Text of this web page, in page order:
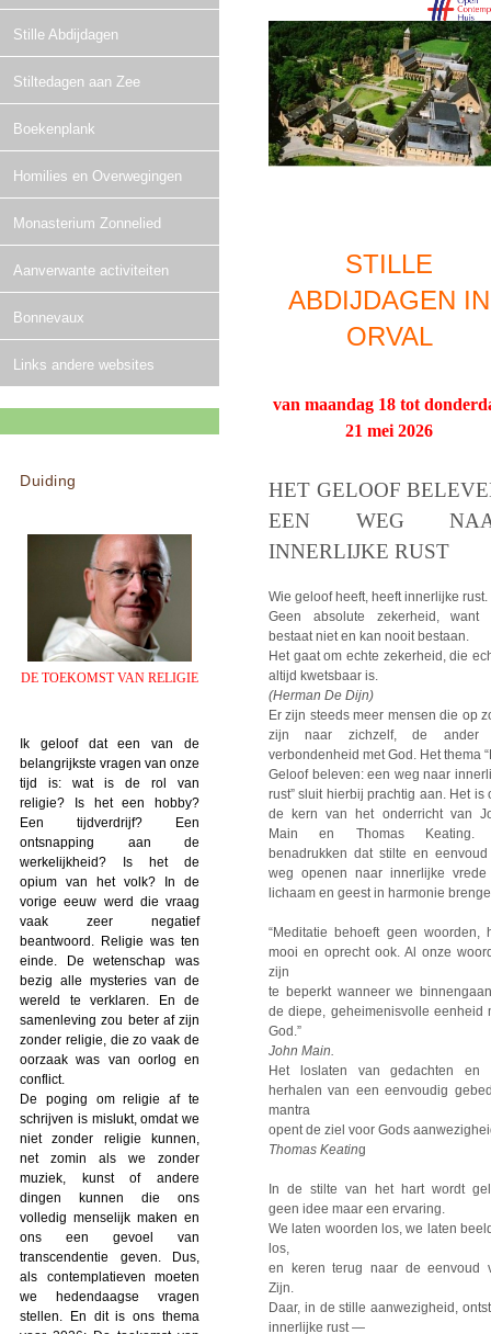
Stille Abdijdagen
Stiltedagen aan Zee
Boekenplank
Homilies en Overwegingen
Monasterium Zonnelied
Aanverwante activiteiten
Bonnevaux
Links andere websites
Duiding
DE TOEKOMST VAN RELIGIE
Ik geloof dat een van de
belangrijkste vragen van onze
tijd is: wat is de rol van
religie? Is het een hobby?
Een tijdverdrijf? Een
ontsnapping aan de
werkelijkheid? Is het de
opium van het volk? In de
vorige eeuw werd die vraag
vaak zeer negatief
beantwoord. Religie was ten
einde. De wetenschap was
bezig alle mysteries van de
wereld te verklaren. En de
samenleving zou beter af zijn
zonder religie, die zo vaak de
oorzaak was van oorlog en
conflict.
De poging om religie af te
schrijven is mislukt, omdat we
niet zonder religie kunnen,
net zomin als we zonder
muziek, kunst of andere
dingen kunnen die ons
volledig menselijk maken en
ons een gevoel van
transcendentie geven. Dus,
als contemplatieven moeten
we hedendaagse vragen
stellen. En dit is ons thema
STILLE
ABDIJDAGEN IN
ORVAL
van maandag 18 tot
21 mei 2026
HET GELOOF
EEN WEG
INNERLIJKE RUST
Wie geloof heeft, heeft innerlijke rust.
Geen absolute zekerheid, want
bestaat niet en kan nooit bestaan.
Het gaat om echte zekerheid, die
altijd kwetsbaar is.
(Herman De Dijn)
Er zijn steeds meer mensen die op
zijn naar zichzelf, de ander
verbondenheid met God. Het thema
Geloof beleven: een weg naar
rust” sluit hierbij prachtig aan. Het is
de kern van het onderricht van
Main en Thomas Keating.
benadrukken dat stilte en
weg openen naar innerlijke
lichaam en geest in harmonie
“Meditatie behoeft geen woorden,
mooi en oprecht ook. Al onze
zijn
te beperkt wanneer we
de diepe, geheimenisvolle eenheid
God.”
John Main.
Het loslaten van gedachten en
herhalen van een eenvoudig
mantra
opent de ziel voor Gods
Thomas Keating
In de stilte van het hart wordt
geen idee maar een ervaring.
We laten woorden los, we laten
los,
en keren terug naar de eenvoud
Zijn.
Daar, in de stille aanwezigheid,
innerlijke rust —